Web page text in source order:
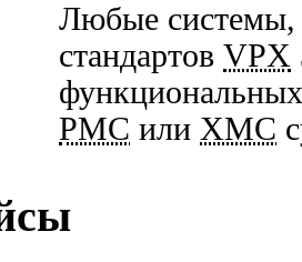
Любые системы,
стандартов VPX
PMC или XMC